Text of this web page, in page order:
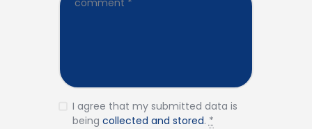
I agree that my submitted data is
being collected and stored.*